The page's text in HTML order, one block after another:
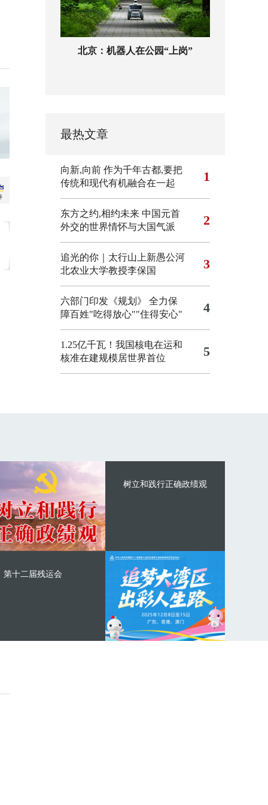
北京：机器人在公园“上岗”
最热文章
向新,向前 作为千年古都,要把
传统和现代有机融合在一起
1
东方之约,相约未来 中国元首
外交的世界情怀与大国气派
2
追光的你｜太行山上新愚公河
北农业大学教授李保国
3
六部门印发《规划》 全力保
障百姓"吃得放心""住得安心"
4
1.25亿千瓦！我国核电在运和
核准在建规模居世界首位
5
树立和践行正确政绩观
第十二届残运会